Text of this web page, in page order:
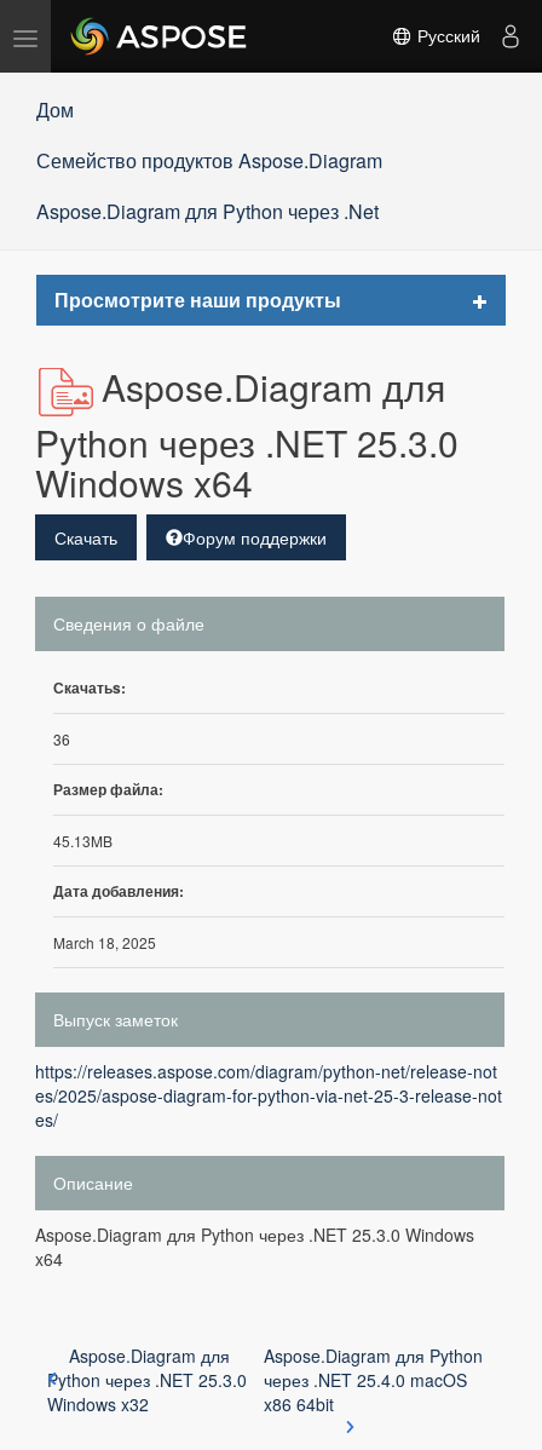
Переключить
навигацию
Русский
Дом
Семейство продуктов Aspose.Diagram
Aspose.Diagram для Python через .Net
Просмотрите наши продукты
Toggle
Aspose.Diagram для
Python через .NET 25.3.0
Windows x64
Скачать Форум поддержки
Сведения о файле
Скачатьs:
36
Размер файла:
45.13MB
Дата добавления:
March 18, 2025
Выпуск заметок
https://releases.aspose.com/diagram/python-net/release-not
es/2025/aspose-diagram-for-python-via-net-25-3-release-not
es/
Описание
Aspose.Diagram для Python через .NET 25.3.0 Windows
x64
Aspose.Diagram для
Python через .NET 25.3.0
Windows x32
Aspose.Diagram для Python
через .NET 25.4.0 macOS
x86 64bit